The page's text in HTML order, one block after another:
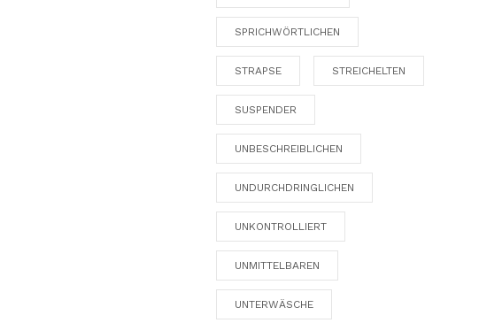
SPRICHWÖRTLICHEN
STRAPSE STREICHELTEN
SUSPENDER
UNBESCHREIBLICHEN
UNDURCHDRINGLICHEN
UNKONTROLLIERT
UNMITTELBAREN
UNTERWÄSCHE